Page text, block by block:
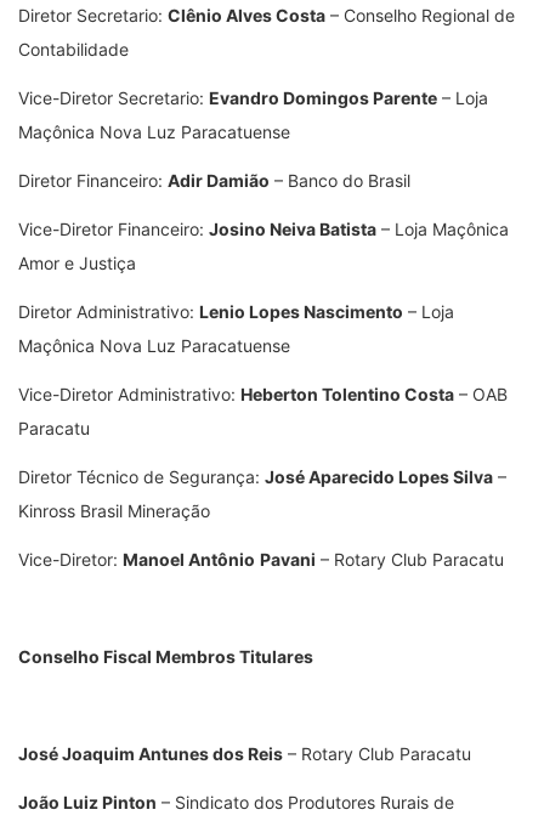
Diretor Secretario: Clênio Alves Costa – Conselho Regional de
Contabilidade
Vice-Diretor Secretario: Evandro Domingos Parente – Loja
Maçônica Nova Luz Paracatuense
Diretor Financeiro: Adir Damião – Banco do Brasil
Vice-Diretor Financeiro: Josino Neiva Batista – Loja Maçônica
Amor e Justiça
Diretor Administrativo: Lenio Lopes Nascimento – Loja
Maçônica Nova Luz Paracatuense
Vice-Diretor Administrativo: Heberton Tolentino Costa – OAB
Paracatu
Diretor Técnico de Segurança: José Aparecido Lopes Silva –
Kinross Brasil Mineração
Vice-Diretor: Manoel Antônio Pavani – Rotary Club Paracatu
Conselho Fiscal Membros Titulares
José Joaquim Antunes dos Reis – Rotary Club Paracatu
João Luiz Pinton – Sindicato dos Produtores Rurais de